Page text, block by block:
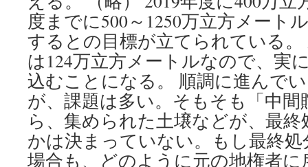
度までに500～1250万立方メート
するとの目標が立てられている
は124万立方メートルなので、実
込むことになる。 順調に進んで
が、課題は多い。そもそも「中
ら、集められた土壌などが、最
かは決まっていない。もし最終
場合も、どのように元の地権者